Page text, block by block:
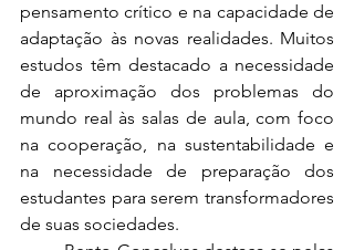
pensamento crítico e na capacidade de
adaptação às novas realidades. Muitos
estudos têm destacado a necessidade
de aproximação dos problemas do
mundo real às salas de aula, com foco
na cooperação, na sustentabilidade e
na necessidade de preparação dos
estudantes para serem transformadores
de suas sociedades.